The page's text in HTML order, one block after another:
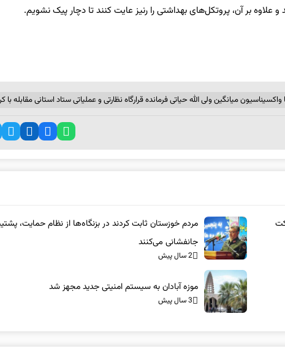
بر آن، پروتکل‌های بهداشتی را رنیز عایت کنند تا دچار پیک نشویم.
واکسیناسیون میانگین ولی الله حیاتی فرمانده قرارگاه نظارتی و عملیاتی ستاد استانی مقابله با
مردم خوزستان ثابت کردند در بزنگاه‌ها از نظام حمایت،
جانفشانی می‌کنند
2 سال پیش
موزه آبادان به سیستم امنیتی جدید مجهز شد
3 سال پیش